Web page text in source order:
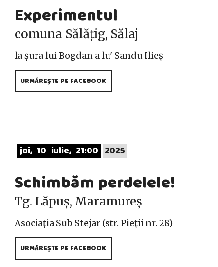
Experimentul
comuna Sălățig, Sălaj
la șura lui Bogdan a lu' Sandu Ilieș
URMĂREȘTE PE FACEBOOK
joi 10 iulie 21:00 2025
Schimbăm perdelele!
Tg. Lăpuș, Maramureș
Asociația Sub Stejar (str. Pieții nr. 28)
URMĂREȘTE PE FACEBOOK